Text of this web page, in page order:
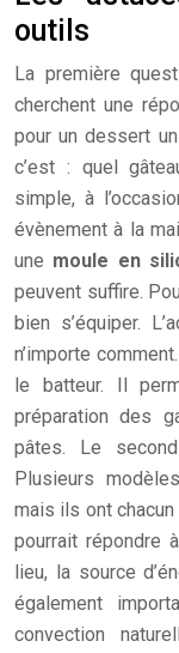
outils
La première
cherchent une
pour un dessert
c’est : quel
simple, à
évènement à la
une moule en
peuvent suffire.
bien s’équiper.
n’importe
le batteur. Il
préparation des
pâtes. Le
Plusieurs
mais ils ont
pourrait répondre
lieu, la source
également
convection